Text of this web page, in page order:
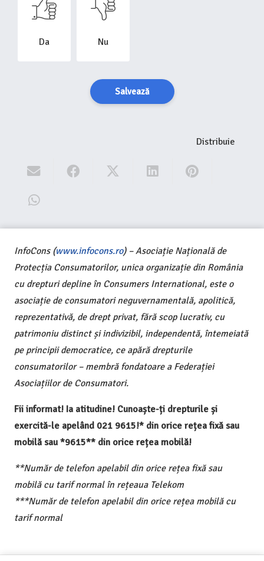
Da Nu
Salvează
Distribuie
InfoCons (www.infocons.ro) – Asociație Națională de
Protecția Consumatorilor, unica organizație din România
cu drepturi depline în Consumers International, este o
asociație de consumatori neguvernamentală, apolitică,
reprezentativă, de drept privat, fără scop lucrativ, cu
patrimoniu distinct și indivizibil, independentă, întemeiată
pe principii democratice, ce apără drepturile
consumatorilor – membră fondatoare a Federației
Asociațiilor de Consumatori.
Fii informat! Ia atitudine! Cunoaște-ți drepturile și
exercită-le apelând 021 9615!* din orice rețea fixă sau
mobilă sau *9615** din orice rețea mobilă!
**Număr de telefon apelabil din orice rețea fixă sau
mobilă cu tarif normal în rețeaua Telekom
***Număr de telefon apelabil din orice rețea mobilă cu
tarif normal